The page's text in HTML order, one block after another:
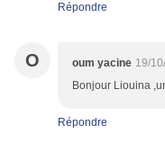
Répondre
O oum yacine 19/
Bonjour Liouina
Répondre